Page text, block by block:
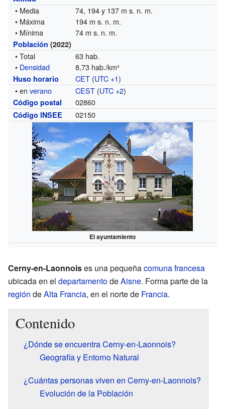
• Media
74, 194 y 137 m s. n. m.
• Máxima
194 m s. n. m.
• Mínima
74 m s. n. m.
Población (2022)
• Total
63 hab.
• Densidad 8,73 hab./km²
Huso horario CET (UTC +1)
• enverano CEST (UTC +2)
Código postal 02860
Código INSEE 02150
El ayuntamiento
Cerny-en-Laonnoises una pequeñacomuna francesa
ubicada en el departamentodeAisne. Forma parte de la
región deAlta Francia, en el norte de Francia.
Contenido
¿Dónde se encuentra Cerny-en-Laonnois?
Geografía y Entorno Natural
¿Cuántas personas viven en Cerny-en-Laonnois?
Evolución de la Población